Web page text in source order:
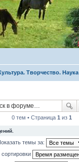
Творчество. Наука
0 тем • Страница 1 из 1
темы за: